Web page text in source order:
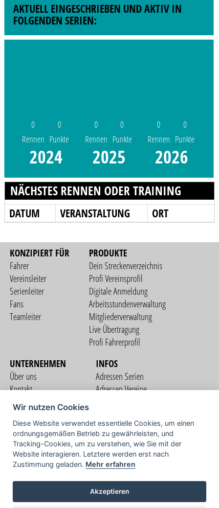
AKTUELL EINGESCHRIEBEN UND AKTIV IN
FOLGENDEN SERIEN:
0
Rennen
0
Punkte
2024
0
Rennen
0
Punkte
2025
0
Rennen
0
Punkte
2026
NÄCHSTES RENNEN ODER TRAINING
DATUM VERANSTALTUNG ORT
KONZIPIERT FÜR
Fahrer
Vereinsleiter
Serienleiter
Fans
Teamleiter
PRODUKTE
Dein Streckenverzeichnis
Profi Vereinsprofil
Digitale Anmeldung
Arbeitsstundenverwaltung
Mitgliederverwaltung
Live Übertragung
Profi Fahrerprofil
UNTERNEHMEN
Über uns
Kontakt
Nutzungsbedingungen
Datenschutzerklärung
Impressum
INFOS
Adressen Serien
Adressen Vereine
COMMUNITY
TV
Wir nutzen Cookies
Diese Website verwendet essentielle Cookies, um einen
ordnungsgemäßen Betrieb zu gewährleisten, und
Tracking-Cookies, um zu verstehen, wie Sie mit der
Website interagieren. Letztere werden erst nach
Zustimmung geladen. Mehr erfahren
Akzeptieren